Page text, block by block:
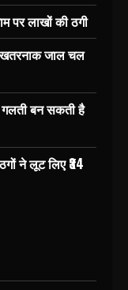
पर लाखों की ठगी
खतरनाक जाल चल
गलती बन सकती है
ने लूट लिए ₹34